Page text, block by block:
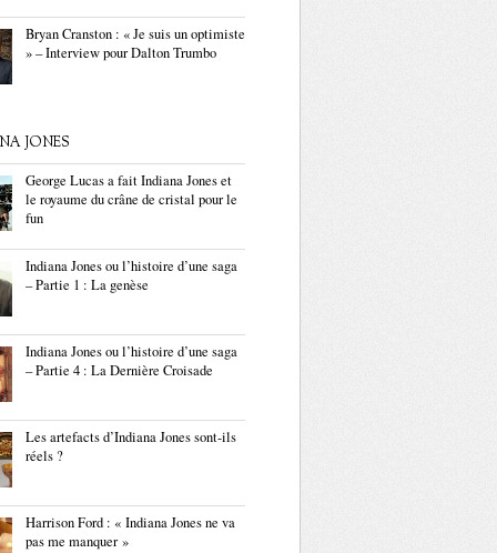
Bryan Cranston : « Je suis un optimiste
» – Interview pour Dalton Trumbo
JONES
George Lucas a fait Indiana Jones et
le royaume du crâne de cristal pour le
fun
Indiana Jones ou l’histoire d’une saga
– Partie 1 : La genèse
Indiana Jones ou l’histoire d’une saga
– Partie 4 : La Dernière Croisade
Les artefacts d’Indiana Jones sont-ils
réels ?
Harrison Ford : « Indiana Jones ne va
pas me manquer »